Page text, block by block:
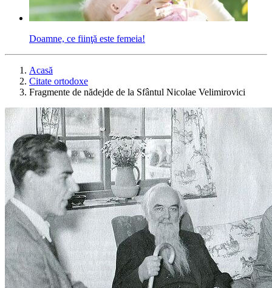
Doamne, ce fiinţă este femeia!
Acasă
Citate ortodoxe
Fragmente de nădejde de la Sfântul Nicolae Velimirovici